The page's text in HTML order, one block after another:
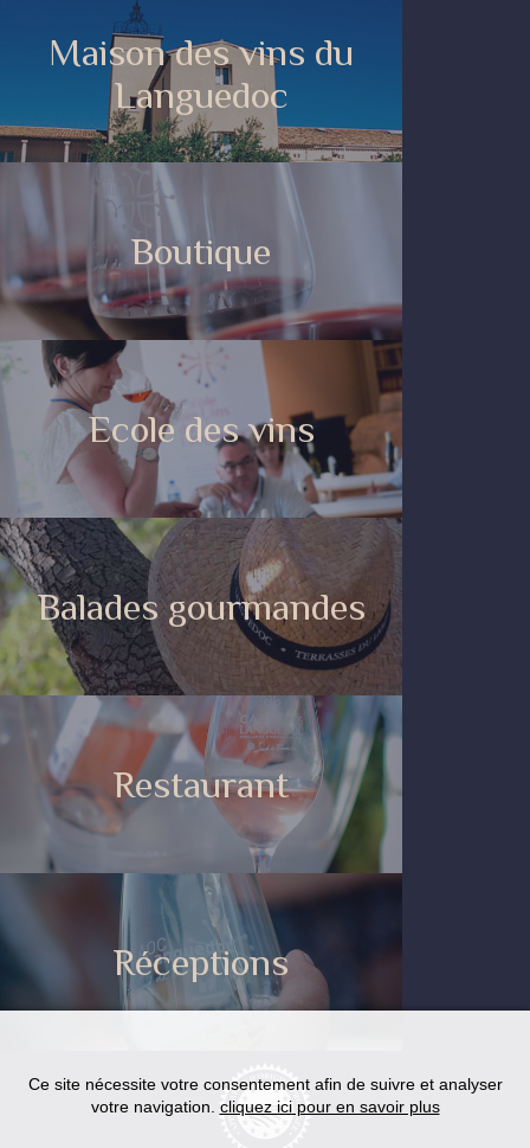
Maison des vins du
Languedoc
Boutique
Ecole des vins
Balades gourmandes
Restaurant
Réceptions
Ce site nécessite votre consentement afin de suivre et analyser
votre navigation. cliquez ici pour en savoir plus